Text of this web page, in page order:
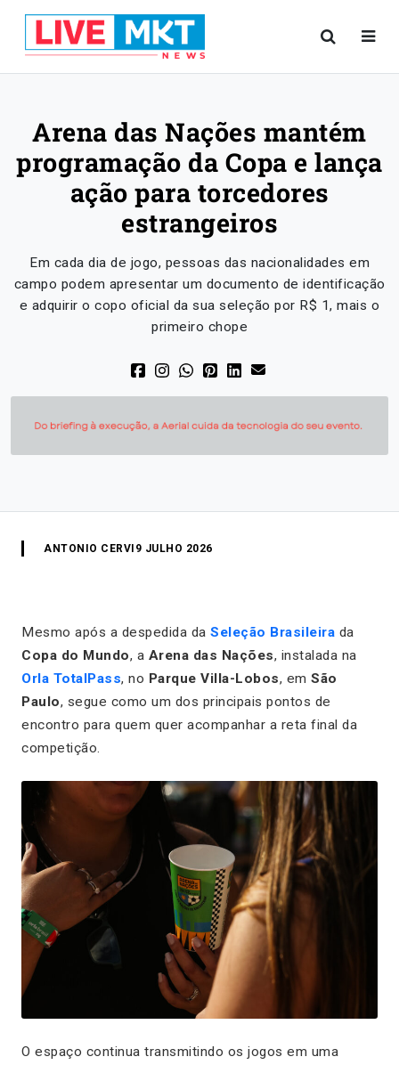
Arena das Nações mantém
programação da Copa e lança
ação para torcedores
estrangeiros
Em cada dia de jogo, pessoas das nacionalidades em
campo podem apresentar um documento de identificação
e adquirir o copo oficial da sua seleção por R$ 1, mais o
primeiro chope
ANTONIO CERVI 9 JULHO 2026
Mesmo após a despedida da Seleção Brasileira da
Copa do Mundo, a Arena das Nações, instalada na
Orla TotalPass, no Parque Villa-Lobos, em São
Paulo, segue como um dos principais pontos de
encontro para quem quer acompanhar a reta final da
competição.
O espaço continua transmitindo os jogos em uma